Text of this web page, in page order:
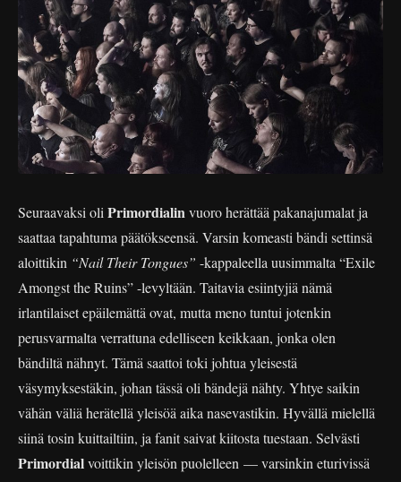
Seuraavaksi oliPrimordialinvuoro herättää pakanajumalat ja
saattaa tapahtuma päätökseensä. Varsin komeasti bändi settinsä
aloittikin “Nail Their Tongues” -kappaleella uusimmalta “Exile
Amongst the Ruins” -levyltään. Taitavia esiintyjiä nämä
irlantilaiset epäilemättä ovat, mutta meno tuntui jotenkin
perusvarmalta verrattuna edelliseen keikkaan, jonka olen
bändiltä nähnyt. Tämä saattoi toki johtua yleisestä
väsymyksestäkin, johan tässä oli bändejä nähty. Yhtye saikin
vähän väliä herätellä yleisöä aika nasevastikin. Hyvällä mielellä
siinä tosin kuittailtiin, ja fanit saivat kiitosta tuestaan. Selvästi
Primordialvoittikin yleisön puolelleen — varsinkin eturivissä